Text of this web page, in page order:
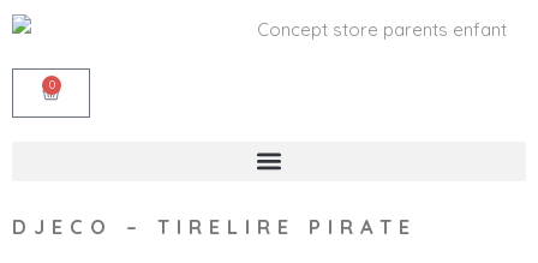
0
DJECO – TIRELIRE PIRATE